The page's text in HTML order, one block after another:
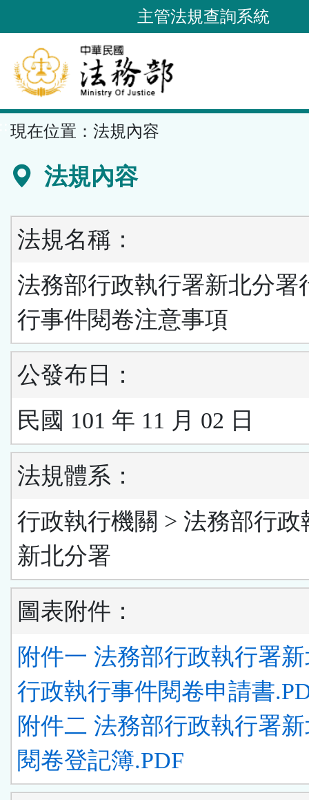
到
要
內
容
區
主管法規查詢系統
現在位置： 法規內容
法規內容
法規名稱：
法務部行政執行署新北分署
行事件閱卷注意事項
公發布日：
民國 101 年 11 月 02 日
法規體系：
行政執行機關 > 法務部行政
新北分署
圖表附件：
附件一 法務部行政執行署
行政執行事件閱卷申請書
附件二 法務部行政執行署
閱卷登記簿.PDF